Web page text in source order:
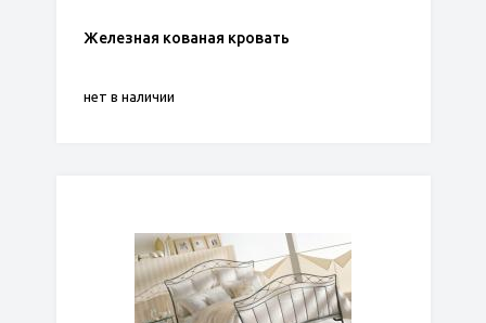
Железная кованая кровать
нет в наличии